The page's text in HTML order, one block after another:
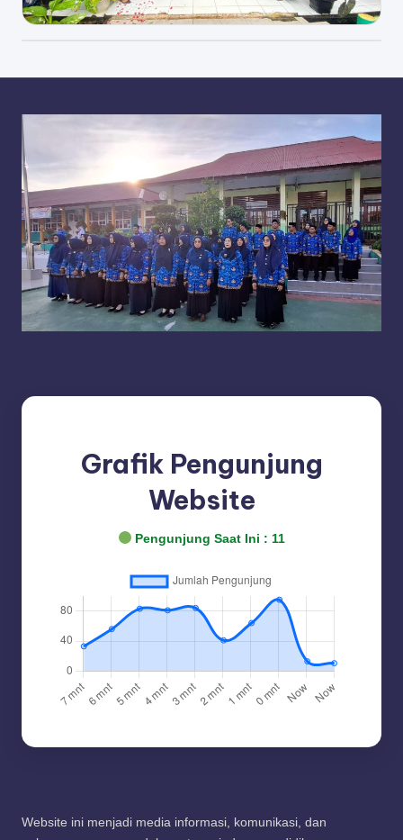
Grafik Pengunjung
Website
Pengunjung Saat Ini : 11
Website ini menjadi media informasi, komunikasi, dan